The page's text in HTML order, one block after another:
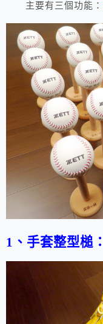
主要有三個功能：
1、手套整型槌：